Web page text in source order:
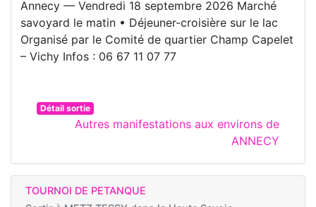
Annecy — Vendredi 18 septembre 2026 Marché
savoyard le matin • Déjeuner-croisière sur le lac
Organisé par le Comité de quartier Champ Capelet
– Vichy Infos : 06 67 11 07 77
Détail sortie
Autres manifestations aux environs de
ANNECY
TOURNOI DE PETANQUE